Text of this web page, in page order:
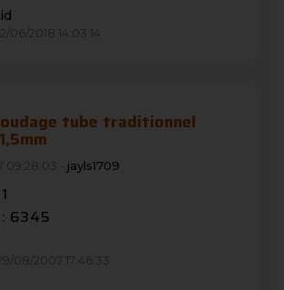
06/2018 14:03:14
tube traditionnel
09:28:03 - jayls1709
6345
29/08/2007 17:46:33